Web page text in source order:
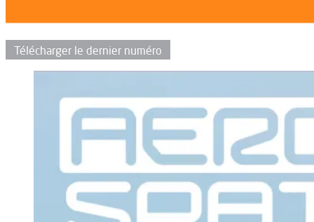
Télécharger le dernier numéro